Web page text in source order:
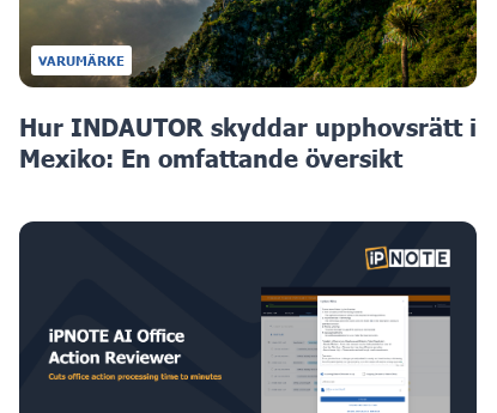
VARUMÄRKE
Hur INDAUTOR skyddar upphovsrätt i
Mexiko: En omfattande översikt